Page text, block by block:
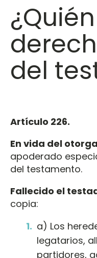
del
Artículo 226.
En vida del
apoderado
del testamento.
Fallecido el
copia:
a) Los
legatarios,
partidores,